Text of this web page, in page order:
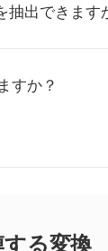
出できます
すか？
る変換